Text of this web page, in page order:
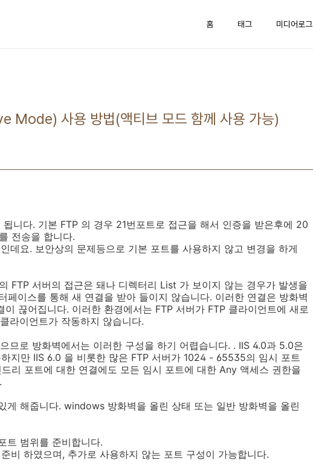
홈 태그 미디어로그
Mode) 사용 방법(액티브 모드 함께 사용 가능)
니다. 기본 FTP 의 경우 21번포트로 접근을 해서 인증을 받은후에 20
전송을 합니다.
데요. 보안상의 문제등으로 기본 포트를 사용하지 않고 변경을 하게
FTP 서버의 접근은 돼나 디렉터리 List 가 보이지 않는 경우가 발생을
페이스를 통해 새 연결을 받아 들이지 않습니다. 이러한 연결은 방화벽
끊어집니다. 이러한 환경에서는 FTP 서버가 FTP 클라이언트에 새로
라이언트가 작동하지 않습니다.
므로 방화벽에서는 이러한 구성을 하기 어렵습니다. . IIS 4.0과 5.0은
지만 IIS 6.0 을 비롯한 많은 FTP 서버가 1024 - 65535의 임시 포트
리 포트에 대한 연결에도 모든 임시 포트에 대한 Any 액세스 권한을
게 해줍니다. windows 방화벽을 올린 상태 또는 일반 방화벽을 올린
트 범위를 준비합니다.
비 하였으며, 추가로 사용하지 않는 포트 구성이 가능합니다.